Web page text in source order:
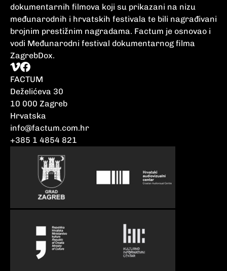
dokumentarnih filmova koji su prikazani na nizu
međunarodnih i hrvatskih festivala te bili nagrađivani
brojnim prestižnim nagradama. Factum je osnovao i
vodi Međunarodni festival dokumentarnog filma
ZagrebDox.
FACTUM
Deželićeva 30
10 000 Zagreb
Hrvatska
info@factum.com.hr
+385 1 4854 821